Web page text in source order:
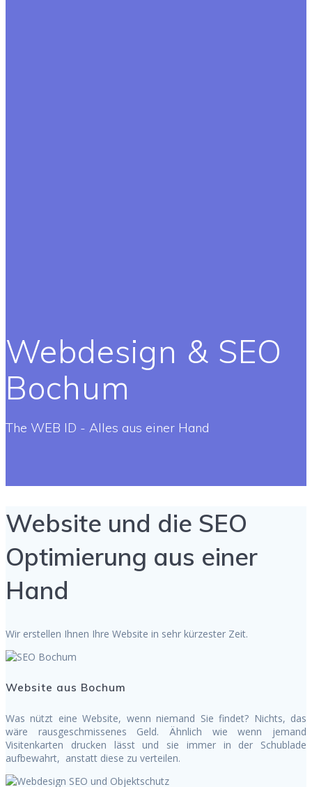
Webdesign & SEO
Bochum
The WEB ID - Alles aus einer Hand
Website und die SEO
Optimierung aus einer
Hand
Wir erstellen Ihnen Ihre Website in sehr kürzester Zeit.
Website aus Bochum
Was nützt eine Website, wenn niemand Sie findet? Nichts, das
wäre rausgeschmissenes Geld. Ähnlich wie wenn jemand
Visitenkarten drucken lässt und sie immer in der Schublade
aufbewahrt, anstatt diese zu verteilen.